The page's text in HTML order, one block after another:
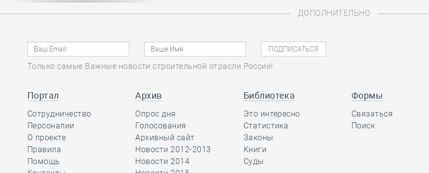
29.12, 12:25 0 1718
В строительный полдень. Ввод
жилья в России впервые достиг
за год
29.12, 11:28 0
Ирек Файзуллин поблагодарил
Анвара Шамузафарова за участие
в подготовке и проведении II
ДОПОЛНИТЕЛЬНО
Только самые Важные новости строительной отрасли России!
Портал
Сотрудничество
Персоналии
О проекте
Правила
Помощь
Архив
Опрос дня
Голосования
Архивный сайт
Новости 2012-2013
Новости 2014
Библиотека
Это интересно
Статистика
Законы
Книги
Суды
Формы
Связаться
Поиск